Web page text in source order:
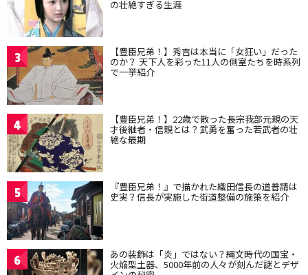
の壮絶すぎる生涯
3 【豊臣兄弟！】秀吉は本当に「女狂い」だった
のか？ 天下人を彩った11人の側室たちを時系列
で一挙紹介
4 【豊臣兄弟！】22歳で散った長宗我部元親の天
才後継者・信親とは？武勇を奮った若武者の壮
絶な最期
5 『豊臣兄弟！』で描かれた織田信長の道普請は
史実？信長が実施した街道整備の施策を紹介
6 あの装飾は「炎」ではない？縄文時代の国宝・
火焔型土器、5000年前の人々が刻んだ謎とデザ